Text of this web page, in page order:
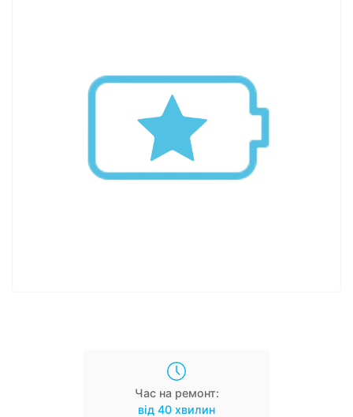
Час на ремонт:
від 40 хвилин